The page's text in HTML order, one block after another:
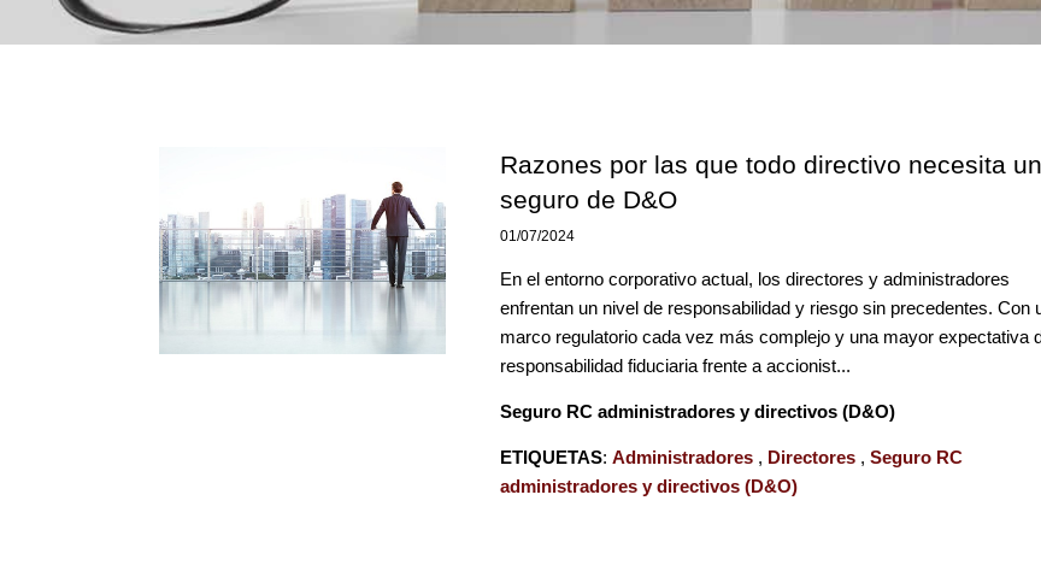
Razones por las que todo directivo necesita un
seguro de D&O
01/07/2024
En el entorno corporativo actual, los directores y administradores
enfrentan un nivel de responsabilidad y riesgo sin precedentes. Con
marco regulatorio cada vez más complejo y una mayor expectativa
responsabilidad fiduciaria frente a accionist...
Seguro RC administradores y directivos (D&O)
ETIQUETAS:Administradores , Directores ,Seguro RC
administradores y directivos (D&O)